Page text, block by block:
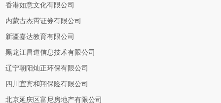
香港如意文化有限公司
内蒙古杰霄证券有限公司
新疆嘉达教育有限公司
黑龙江昌道信息技术有限公司
辽宁朝阳灿正环保有限公司
四川宜宾和翔保险有限公司
北京延庆区富尼房地产有限公司